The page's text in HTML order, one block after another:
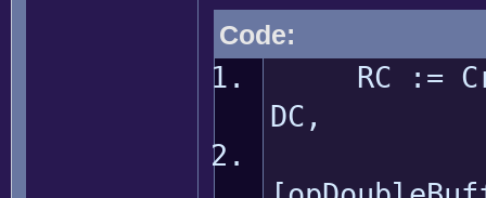
Code:
RC :=
DC,